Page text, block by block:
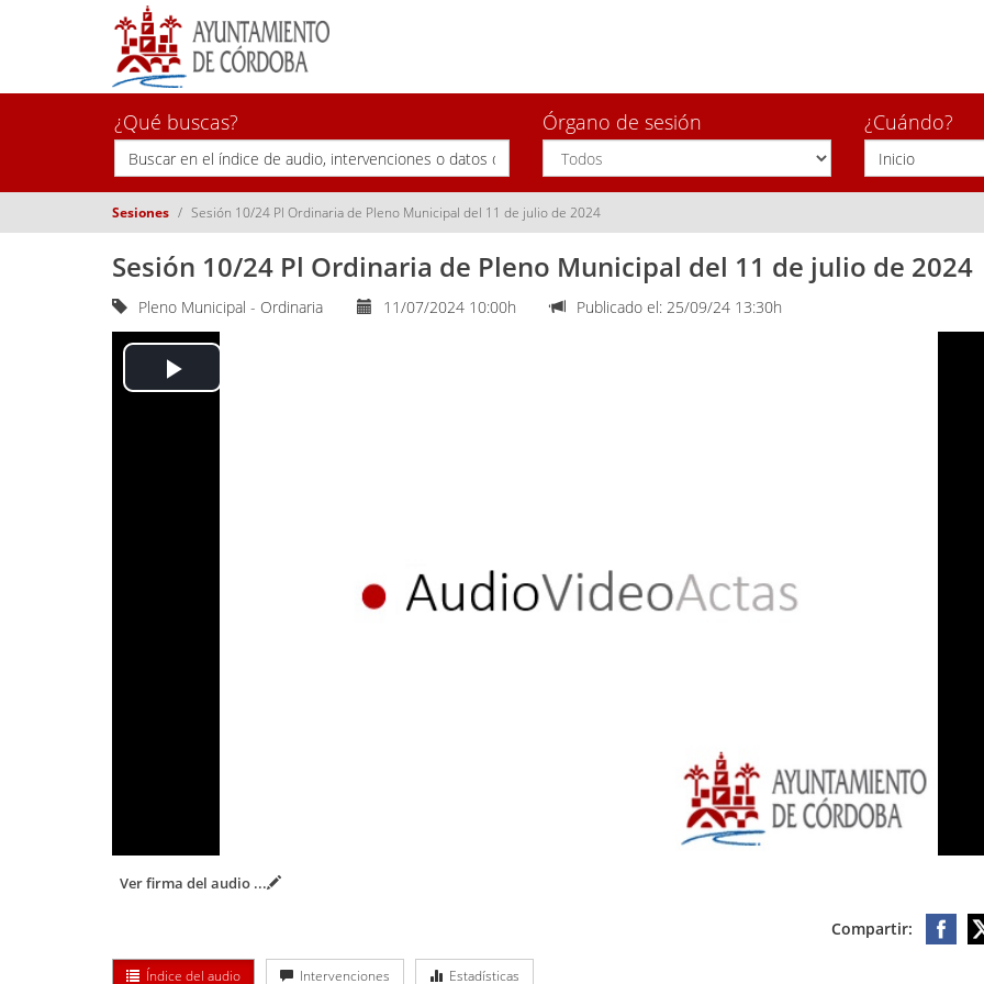
¿Qué buscas? Órgano de sesión ¿Cuándo?
Sesiones Sesión 10/24 Pl Ordinaria de Pleno Municipal del 11 de julio de 2024
Sesión 10/24 Pl Ordinaria de Pleno Municipal del 11 de julio de 2024
Pleno Municipal - Ordinaria 11/07/2024 10:00h Publicado el: 25/09/24 13:30h
Play
Ver firma del audio ...
Compartir:
Índice del audio Intervenciones Estadísticas